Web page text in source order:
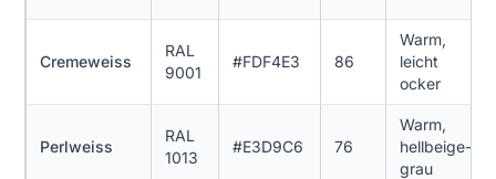
Cremeweiss
RAL
9001
#FDF4E3 86
Warm,
leicht
ocker
Perlweiss
RAL
1013
#E3D9C6 76
Warm,
hellbeige-
grau